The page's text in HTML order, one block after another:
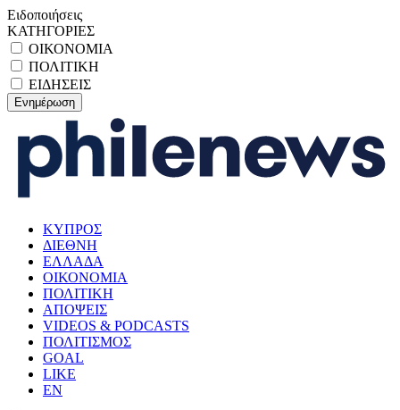
Ειδοποιήσεις
ΚΑΤΗΓΟΡΙΕΣ
ΟΙΚΟΝΟΜΙΑ
ΠΟΛΙΤΙΚΗ
ΕΙΔΗΣΕΙΣ
ΚΥΠΡΟΣ
ΔΙΕΘΝΗ
ΕΛΛΑΔΑ
ΟΙΚΟΝΟΜΙΑ
ΠΟΛΙΤΙΚΗ
ΑΠΟΨΕΙΣ
VIDEOS & PODCASTS
ΠΟΛΙΤΙΣΜΟΣ
GOAL
LIKE
EN